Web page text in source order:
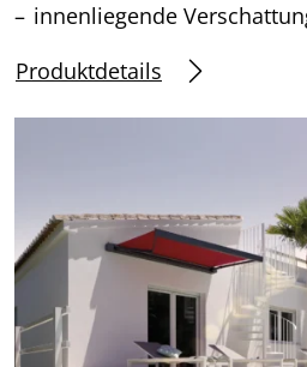
innenliegende
Produktdetails